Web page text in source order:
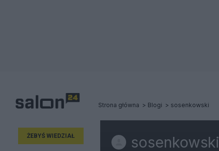
Strona główna Blogi sosenkowski
ŻEBYŚ WIEDZIAŁ sosenkowski